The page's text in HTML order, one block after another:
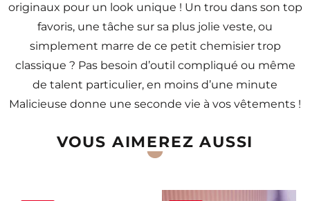
originaux pour un look unique ! Un trou dans son top
favoris, une tâche sur sa plus jolie veste, ou
simplement marre de ce petit chemisier trop
classique ? Pas besoin d’outil compliqué ou même
de talent particulier, en moins d’une minute
Malicieuse donne une seconde vie à vos vêtements !
VOUS AIMEREZ AUSSI